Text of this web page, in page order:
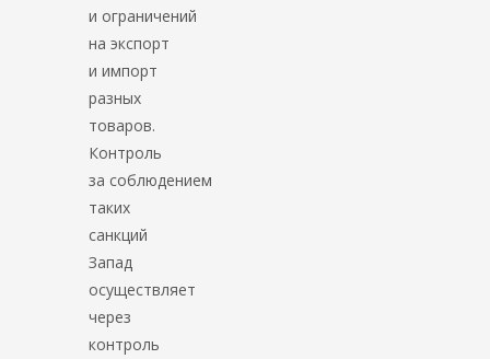
и ограничений
на экспорт
и импорт
разных
товаров.
Контроль
за соблюдением
таких
санкций
Запад
осуществляет
через
контроль